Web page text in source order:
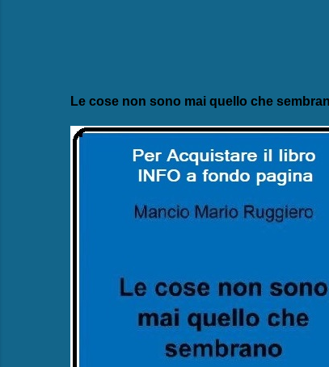
Le cose non sono mai quello che